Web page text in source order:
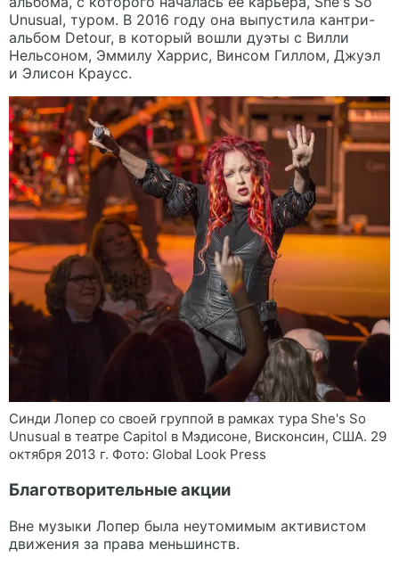
Unusual, туром. В 2016 году она выпустила кантри-
альбом Detour, в который вошли дуэты с Вилли
Нельсоном, Эммилу Харрис, Винсом Гиллом, Джуэл
и Элисон Краусс.
Синди Лопер со своей группой в рамках тура She's So
Unusual в театре Capitol в Мэдисоне, Висконсин, США. 29
октября 2013 г. Фото: Global Look Press
Благотворительные акции
Вне музыки Лопер была неутомимым активистом
движения за права меньшинств.